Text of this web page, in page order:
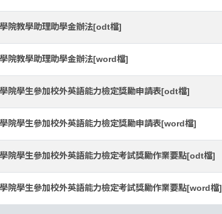
院教學助理助學金辦法[odt檔]
院教學助理助學金辦法[word檔]
院學生參加校外英語能力檢定獎勵申請表[odt檔]
院學生參加校外英語能力檢定獎勵申請表[word檔]
院學生參加校外英語能力檢定考試獎勵作業要點[odt檔]
院學生參加校外英語能力檢定考試獎勵作業要點[word檔]